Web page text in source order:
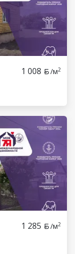
1 008 /м2
1 285 /м2